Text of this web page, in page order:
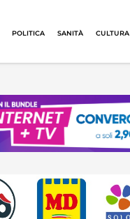
POLITICA SANITÀ CULTURA